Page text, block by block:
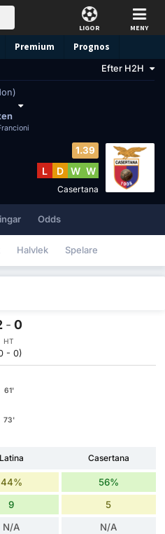
LIGOR MENY
Premium Prognos
Efter H2H
1.39
L D W W
Casertana
Odds
Halvlek Spelare
- 0
HT
- 0)
61'
73'
Latina Casertana
44% 56%
9 5
N/A N/A